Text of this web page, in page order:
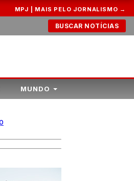
MPJ | MAIS PELO JORNALISMO →
BUSCAR NOTÍCIAS
MUNDO